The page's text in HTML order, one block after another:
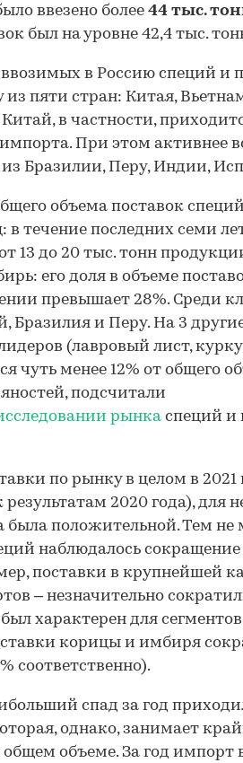
ввезено более 44 тыс.
был на уровне 42,4 тыс.
в Россию специй и
из пяти стран: Китая,
в частности,
При этом активнее
из Бразилии, Перу, Индии,
объема поставок
в течение последних семи
13 до 20 тыс. тонн
его доля в объеме
превышает 28%. Среди
Бразилия и Перу. На 3
(лавровый лист,
чуть менее 12% от общего
подсчитали
рынка специй и
по рынку в целом в 2021
2020 года), для
положительной. Тем не
наблюдалось сокращение
поставки в крупнейшей
– незначительно
характерен для
корицы и имбиря
соответственно).
спад за год
однако, занимает
общем объеме. За год импорт